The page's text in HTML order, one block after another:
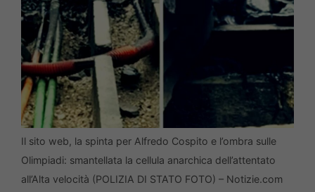
Il sito web, la spinta per Alfredo Cospito e l’ombra sulle
Olimpiadi: smantellata la cellula anarchica dell’attentato
all’Alta velocità (POLIZIA DI STATO FOTO) – Notizie.com